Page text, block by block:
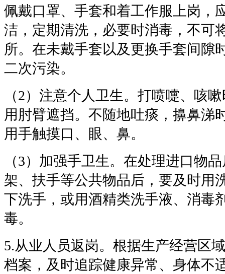
佩戴口罩、手套和着工作服上岗，
洁，定期清洗，必要时消毒，不可
所。在未戴手套以及更换手套间隙
二次污染。
（2）注意个人卫生。打喷嚏、咳
用肘臂遮挡。不随地吐痰，擤鼻涕
用手触摸口、眼、鼻。
（3）加强手卫生。在处理进口物
架、扶手等公共物品后，要及时用
下洗手，或用酒精类洗手液、消毒
毒。
5.从业人员返岗。根据生产经营区
档案，及时追踪健康异常、身体不